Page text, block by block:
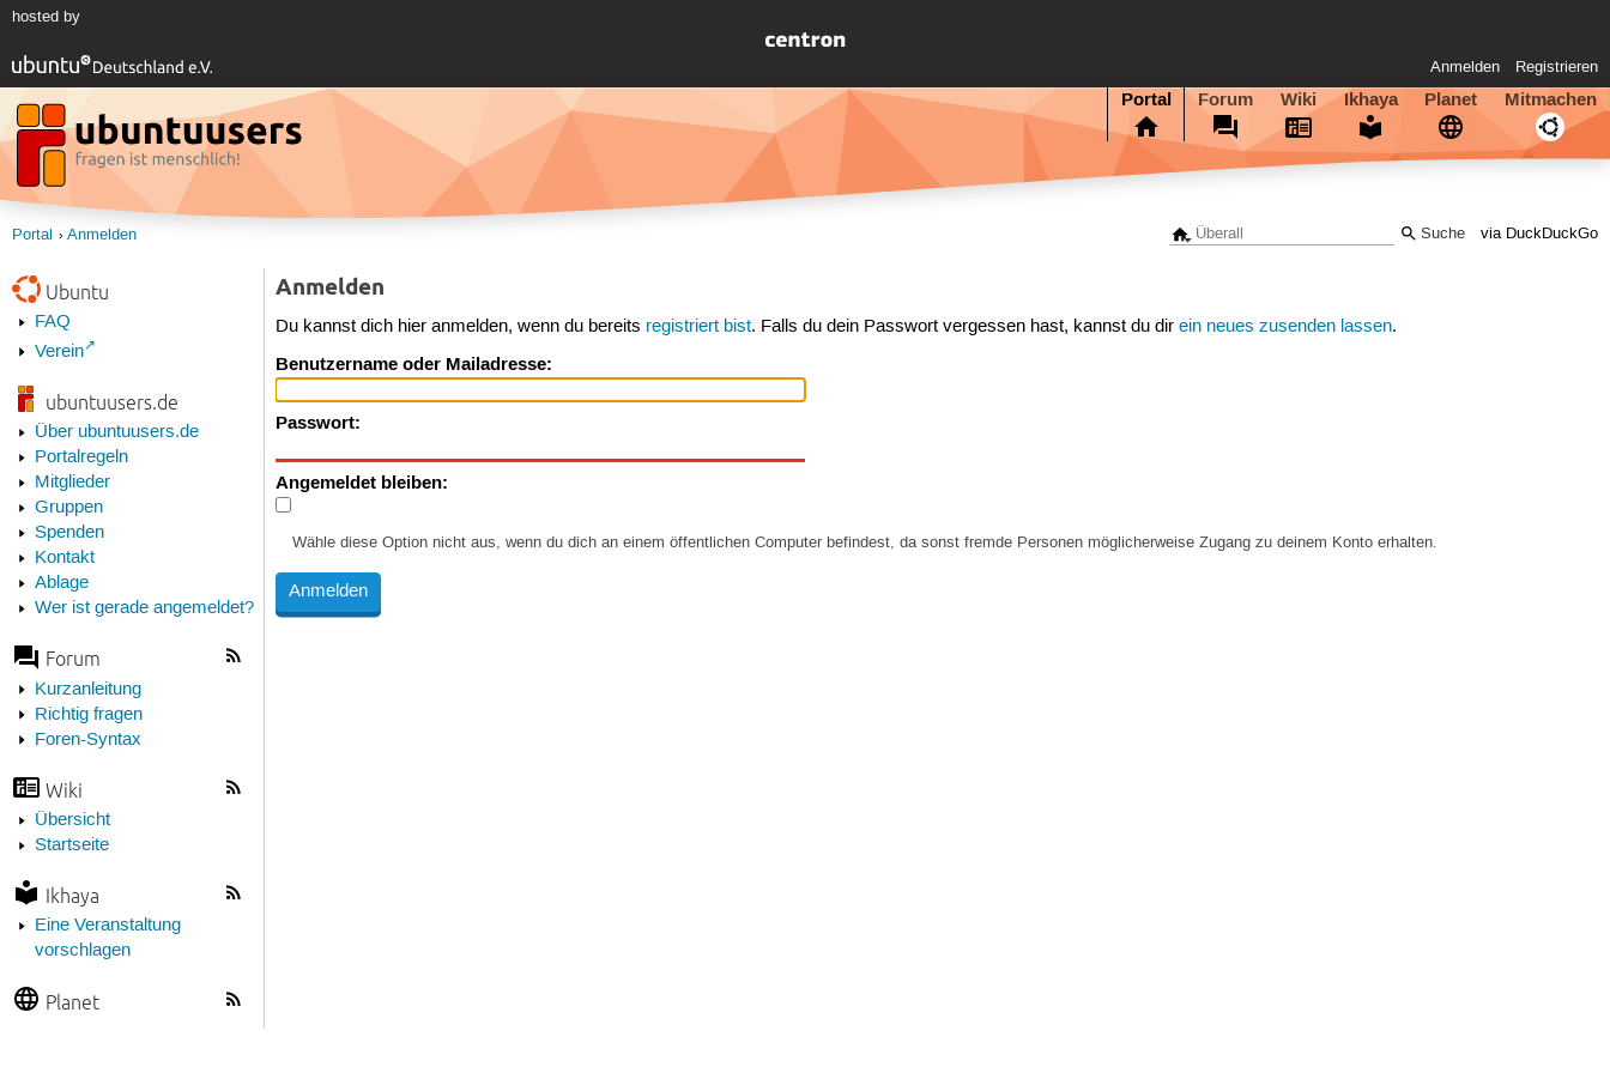
hosted by
Anmelden Registrieren
Portal Forum Wiki Ikhaya Planet Mitmachen
via DuckDuckGo
Portal Anmelden
Ubuntu
FAQ
Verein
ubuntuusers.de
Über ubuntuusers.de
Portalregeln
Mitglieder
Gruppen
Spenden
Kontakt
Ablage
Wer ist gerade angemeldet?
Forum
Kurzanleitung
Richtig fragen
Foren-Syntax
Wiki
Übersicht
Startseite
Ikhaya
Eine Veranstaltung
vorschlagen
Planet
Anmelden
Du kannst dich hier anmelden, wenn du bereits registriert bist. Falls du dein Passwort vergessen hast, kannst du direin neues zusenden lassen.
Benutzername oder Mailadresse:
Passwort:
Angemeldet bleiben:
Wähle diese Option nicht aus, wenn du dich an einem öffentlichen Computer befindest, da sonst fremde Personen möglicherweise Zugang zu deinem Konto erhalten.